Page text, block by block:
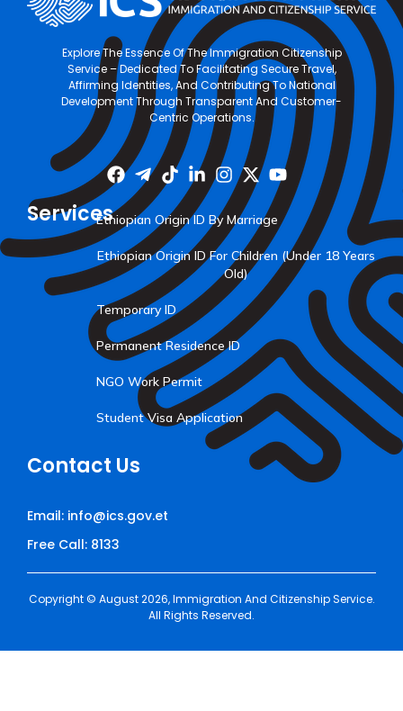
Explore The Essence Of The Immigration Citizenship
Service – Dedicated To Facilitating Secure Travel,
Affirming Identities, And Contributing To National
Development Through Transparent And Customer-
Centric Operations.
ServicesEthiopian Origin ID By Marriage
Ethiopian Origin ID For Children (Under 18 Years
Old)
Temporary ID
Permanent Residence ID
NGO Work Permit
Student Visa Application
Contact Us
Email: info@ics.gov.et
Free Call: 8133
Copyright © August 2026, Immigration And Citizenship Service.
All Rights Reserved.